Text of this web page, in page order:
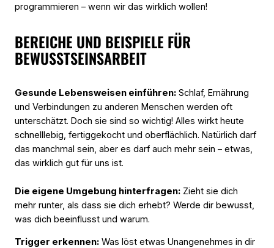
programmieren – wenn wir das wirklich wollen!
BEREICHE UND BEISPIELE FÜR
BEWUSSTSEINSARBEIT
Gesunde Lebensweisen einführen: Schlaf, Ernährung
und Verbindungen zu anderen Menschen werden oft
unterschätzt. Doch sie sind so wichtig! Alles wirkt heute
schnelllebig, fertiggekocht und oberflächlich. Natürlich darf
das manchmal sein, aber es darf auch mehr sein – etwas,
das wirklich gut für uns ist.
Die eigene Umgebung hinterfragen: Zieht sie dich
mehr runter, als dass sie dich erhebt? Werde dir bewusst,
was dich beeinflusst und warum.
Trigger erkennen: Was löst etwas Unangenehmes in dir